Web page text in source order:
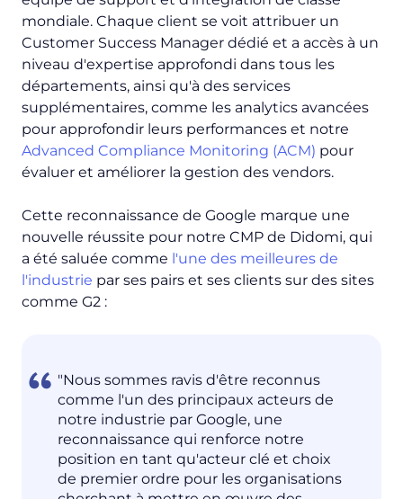
mondiale. Chaque client se voit attribuer un
Customer Success Manager dédié et a accès à un
niveau d'expertise approfondi dans tous les
départements, ainsi qu'à des services
supplémentaires, comme les analytics avancées
pour approfondir leurs performances et notre
Advanced Compliance Monitoring (ACM) pour
évaluer et améliorer la gestion des vendors.
Cette reconnaissance de Google marque une
nouvelle réussite pour notre CMP de Didomi, qui
a été saluée comme l'une des meilleures de
l'industrie par ses pairs et ses clients sur des sites
comme G2 :
"Nous sommes ravis d'être reconnus
comme l'un des principaux acteurs de
notre industrie par Google, une
reconnaissance qui renforce notre
position en tant qu'acteur clé et choix
de premier ordre pour les organisations